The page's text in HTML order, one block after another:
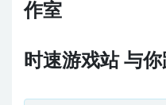
作室
时速游戏站 与